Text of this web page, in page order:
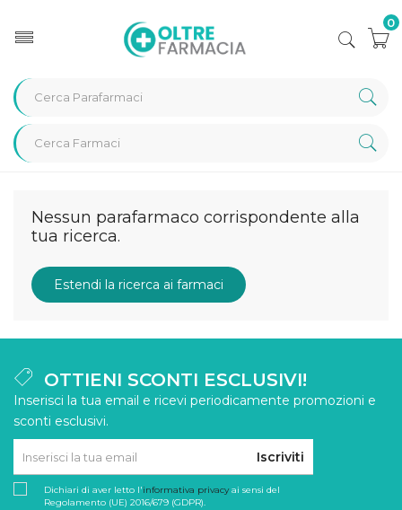
0
Nessun parafarmaco corrispondente alla
tua ricerca.
Estendi la ricerca ai farmaci
OTTIENI SCONTI ESCLUSIVI!
Inserisci la tua email e ricevi periodicamente promozioni e
sconti esclusivi.
Iscriviti
Dichiari di aver letto l'informativa privacyai sensi del
Regolamento (UE) 2016/679 (GDPR).